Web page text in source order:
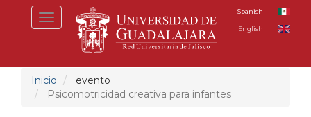
Toggle
navigation
Spanish
English
Inicio
evento
Psicomotricidad creativa para infantes